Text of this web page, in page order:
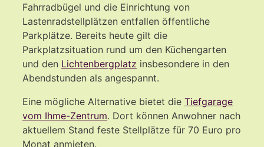
Fahrradbügel und die Einrichtung von
Lastenradstellplätzen entfallen öffentliche
Parkplätze. Bereits heute gilt die
Parkplatzsituation rund um den Küchengarten
und den Lichtenbergplatz insbesondere in den
Abendstunden als angespannt.
Eine mögliche Alternative bietet die Tiefgarage
vom Ihme-Zentrum. Dort können Anwohner nach
aktuellem Stand feste Stellplätze für 70 Euro pro
Monat anmieten.